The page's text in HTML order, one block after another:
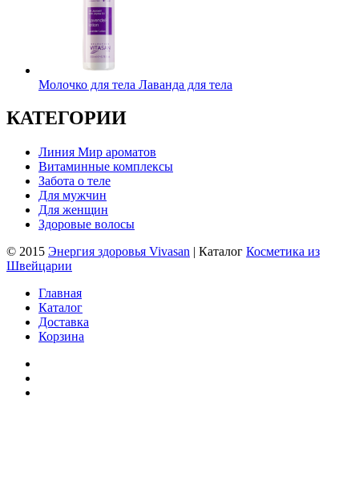
Молочко для тела Лаванда для тела
КАТЕГОРИИ
Линия Мир ароматов
Витаминные комплексы
Забота о теле
Для мужчин
Для женщин
Здоровые волосы
© 2015 Энергия здоровья Vivasan | Каталог Косметика из
Швейцарии
Главная
Каталог
Доставка
Корзина